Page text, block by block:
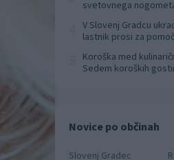
svetovnega
V Slovenj Gradcu
lastnik prosi za pomoč
Koroška med
Sedem koroških
Novice po občinah
Slovenj Gradec